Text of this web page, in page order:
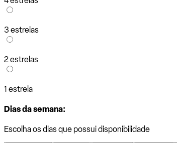
3 estrelas
2 estrelas
1 estrela
Dias da semana:
Escolha os dias que possui disponibilidade